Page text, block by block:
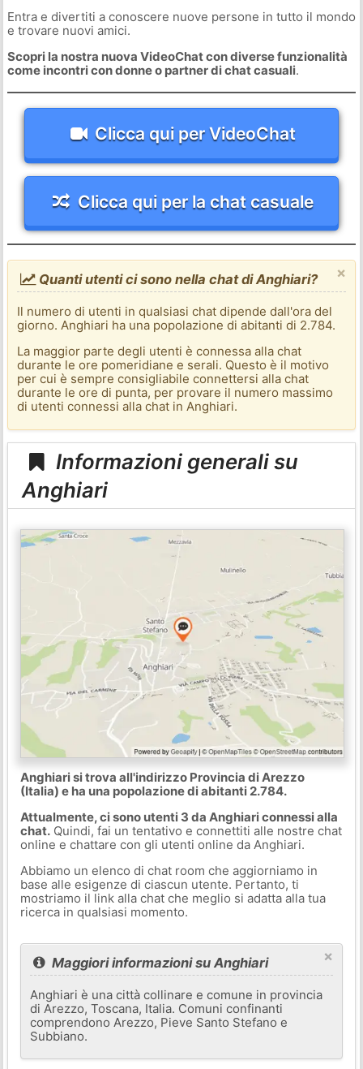
Entra e divertiti a conoscere nuove persone in tutto il mondo
e trovare nuovi amici.
Scopri la nostra nuova VideoChat con diverse funzionalità
come incontri con donne o partner di chat casuali.
Clicca qui per VideoChat
Clicca qui per la chat casuale
×
Quanti utenti ci sono nella chat di Anghiari?
Il numero di utenti in qualsiasi chat dipende dall'ora del
giorno. Anghiari ha una popolazione di abitanti di 2.784.
La maggior parte degli utenti è connessa alla chat
durante le ore pomeridiane e serali. Questo è il motivo
per cui è sempre consigliabile connettersi alla chat
durante le ore di punta, per provare il numero massimo
di utenti connessi alla chat in Anghiari.
Informazioni generali su
Anghiari
Anghiari si trova all'indirizzo Provincia di Arezzo
(Italia) e ha una popolazione di abitanti 2.784.
Attualmente, ci sono utenti 3 da Anghiari connessi alla
chat.Quindi, fai un tentativo e connettiti alle nostre chat
online e chattare con gli utenti online da Anghiari.
Abbiamo un elenco di chat room che aggiorniamo in
base alle esigenze di ciascun utente. Pertanto, ti
mostriamo il link alla chat che meglio si adatta alla tua
ricerca in qualsiasi momento.
×
Maggiori informazioni su Anghiari
Anghiari è una città collinare e comune in provincia
di Arezzo, Toscana, Italia. Comuni confinanti
comprendono Arezzo, Pieve Santo Stefano e
Subbiano.